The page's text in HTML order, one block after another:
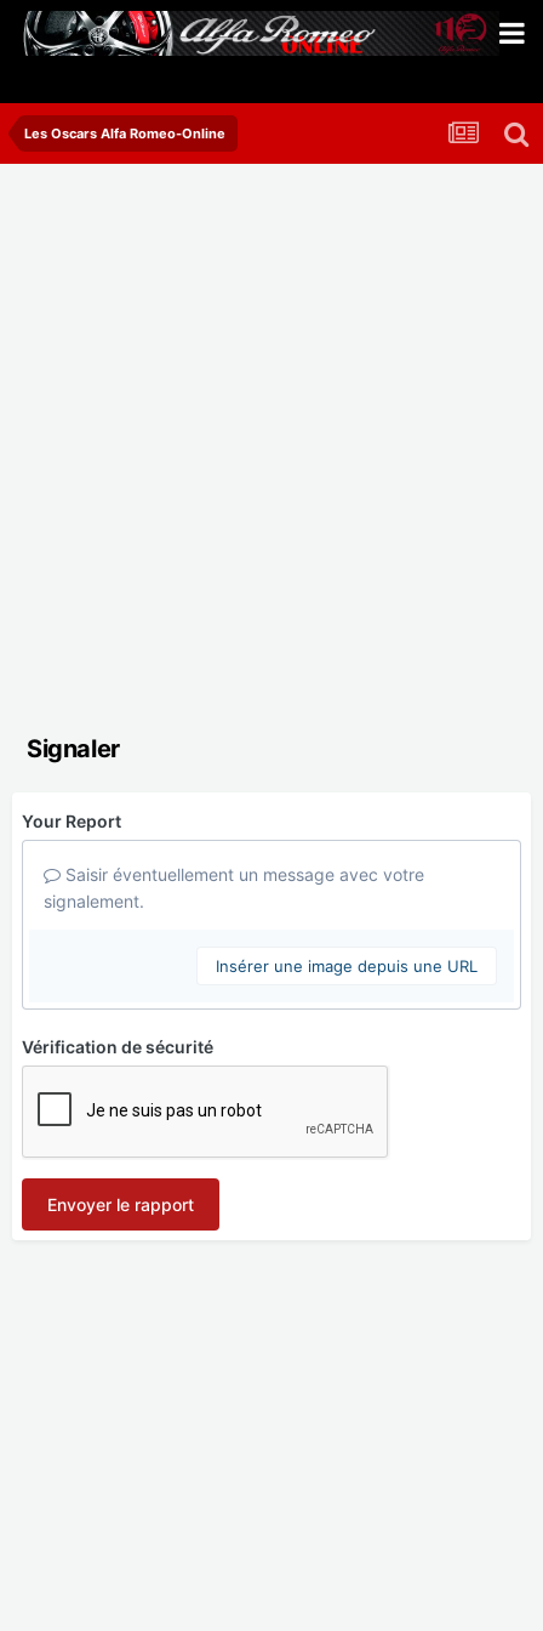
Les Oscars Alfa Romeo-Online
Signaler
Your Report
Saisir éventuellement un message avec votre
signalement.
Insérer une image depuis une URL
Vérification de sécurité
Envoyer le rapport